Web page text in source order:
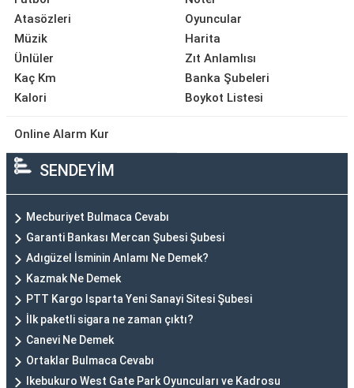
Atasözleri
Müzik
Ünlüler
Kaç Km
Kalori
Oyuncular
Harita
Zıt Anlamlısı
Banka Şubeleri
Boykot Listesi
Online Alarm Kur
SENDEYİM
Mecburiyet Bulmaca Cevabı
Garanti Bankası Mercan Şubesi Şubesi
Adıgüzel İsminin Anlamı Ne Demek?
Kazmak Ne Demek
PTT Kargo Isparta Yeni Sanayi Sitesi Şubesi
İlk paketli sigara ne zaman çıktı?
Canevi Ne Demek
Ortaklar Bulmaca Cevabı
Ikebukuro West Gate Park Oyuncuları ve Kadrosu